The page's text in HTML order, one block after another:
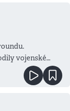
vojenské